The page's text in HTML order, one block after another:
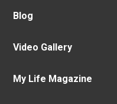
Blog
Video Gallery
My Life Magazine